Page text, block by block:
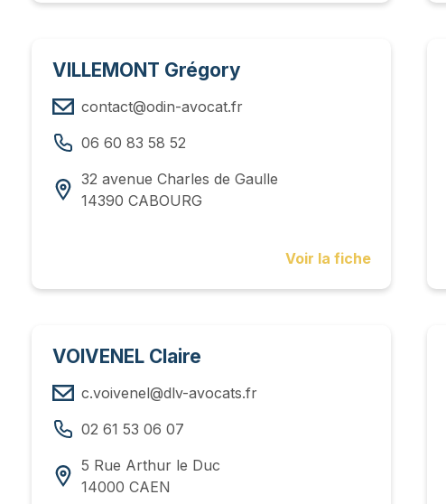
VILLEMONT Grégory
contact@odin-avocat.fr
06 60 83 58 52
32 avenue Charles de Gaulle
14390 CABOURG
Voir la fiche
VOIVENEL Claire
c.voivenel@dlv-avocats.fr
02 61 53 06 07
5 Rue Arthur le Duc
14000 CAEN